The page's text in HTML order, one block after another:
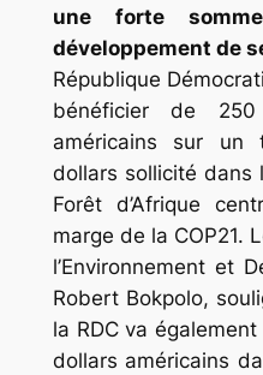
une forte
développement de
République
bénéficier de
américains sur un
dollars sollicité dans
Forêt d’Afrique
marge de la COP21.
l’Environnement et
Robert Bokpolo,
la RDC va
dollars américains